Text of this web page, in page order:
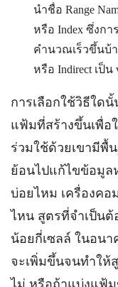
นำชื่อ Range
หรือ Index ซึ่งกา
คำนวณเร็วขึ้นบ้า
หรือ Indirect เป็น
การเลือกใช้วิธีใด
แฟ้มที่สร้างขึ้นเพื่อ
ร่วมใช้ด้วยเขามีพื้
ย้อนไปแก้ไขข้อมูล
บ่อยไหม เครื่องคอ
ไหน สูตรที่จำเป็นต้
น้อยกี่เซลล์ ในอน
จะเพิ่มขึ้นจนทำให้
ไม่ หรือถ้าแบ่งแฟ้